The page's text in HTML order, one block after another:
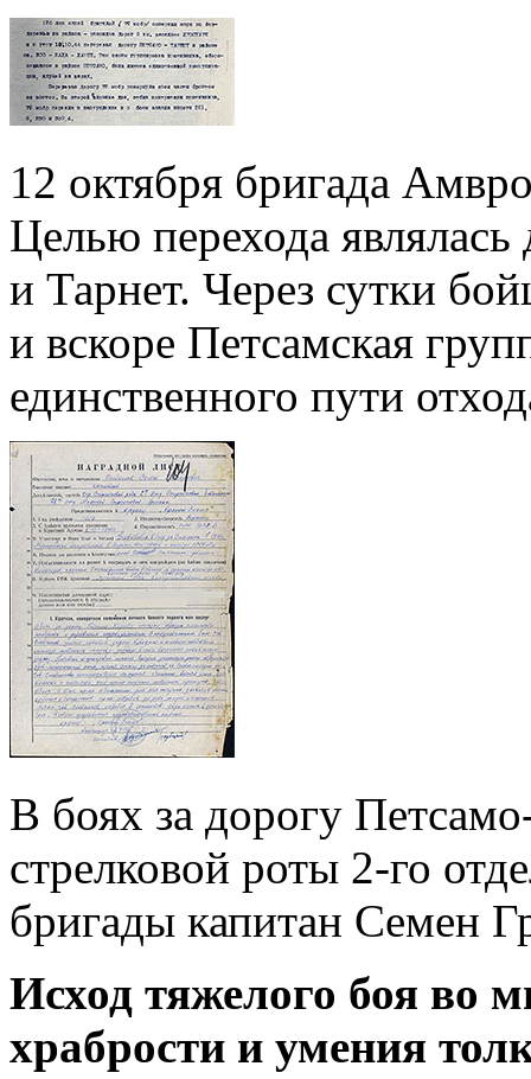
12 октября бригада
Целью перехода
и Тарнет. Через сутки
и вскоре Петсамская
единственного пути
В боях за дорогу
стрелковой роты 2-го
бригады капитан Семен
Исход тяжелого боя во
храбрости и умения